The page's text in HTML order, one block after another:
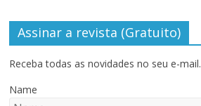
Assinar a revista (Gratuito)
Receba todas as novidades no seu e-mail.
Name